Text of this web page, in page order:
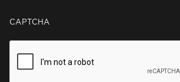
CAPTCHA